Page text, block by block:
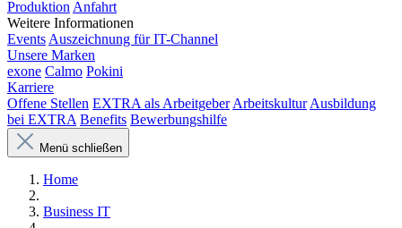
Produktion Anfahrt
Weitere Informationen
Events Auszeichnung für IT-Channel
Unsere Marken
exone Calmo Pokini
Karriere
Offene Stellen EXTRA als Arbeitgeber Arbeitskultur Ausbildung
bei EXTRA Benefits Bewerbungshilfe
Menü schließen
Home
Business IT